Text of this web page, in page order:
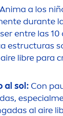
Anima a los
te durante
entre las 10
estructuras
libre para
al sol: Con
especial
al aire